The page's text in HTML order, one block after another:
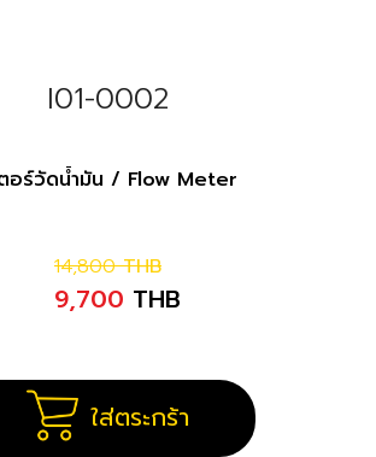
I01-0002
อร์วัดน้ำมัน / Flow Meter
14,800 THB
9,700 THB
ใส่ตระกร้า